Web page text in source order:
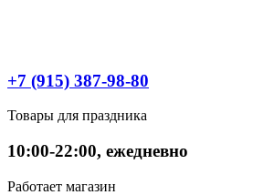
+7 (915) 387-98-80
Товары для праздника
10:00-22:00, ежедневно
Работает магазин